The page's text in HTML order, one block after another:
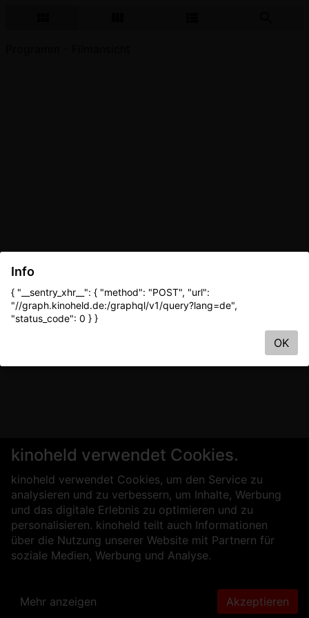
kinoheld verwendet Cookies.
kinoheld verwendet Cookies, um den Service zu
analysieren und zu verbessern, um Inhalte, Werbung
und das digitale Erlebnis zu optimieren und zu
personalisieren. kinoheld teilt auch Informationen
über die Nutzung unserer Website mit Partnern für
soziale Medien, Werbung und Analyse.
Mehr anzeigen Akzeptieren
Info
{ "__sentry_xhr__": { "method": "POST", "url":
"//graph.kinoheld.de:/graphql/v1/query?lang=de",
"status_code": 0 } }
OK